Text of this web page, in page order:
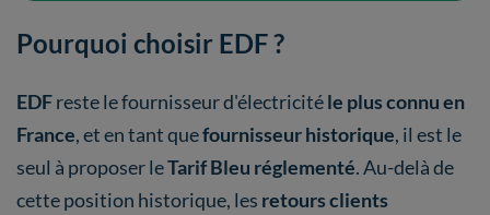
Pourquoi choisir EDF ?
EDFreste le fournisseur d'électricitéle plus connu en
France, et en tant quefournisseur historique, il est le
seul à proposer leTarif Bleu réglementé. Au-delà de
cette position historique, les retours clients